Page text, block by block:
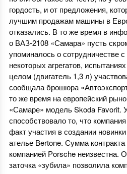
гордость, и от предложения,
лучшим продажам машины в
отказались. В то же время в
о ВАЗ-2108 «Самара» пусть
упоминалось о сотрудничестве
некоторых агрегатов,
целом (двигатель 1,3 л)
сообщала брошюра
то же время на европейский
«Самаре» модель Skoda Favorit.
способствовало то, что
факт участия в создании
ателье Bertone. Сумма
компанией Porsche неизвестна.
заточка «зубила» позволила